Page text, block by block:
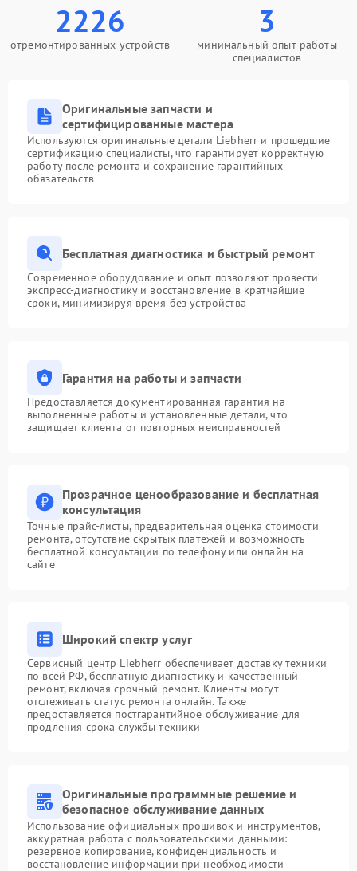
2226
отремонтированных устройств
3
минимальный опыт работы
специалистов
Оригинальные запчасти и
сертифицированные мастера
Используются оригинальные детали Liebherr и прошедшие
сертификацию специалисты, что гарантирует корректную
работу после ремонта и сохранение гарантийных
обязательств
Бесплатная диагностика и быстрый ремонт
Современное оборудование и опыт позволяют провести
экспресс-диагностику и восстановление в кратчайшие
сроки, минимизируя время без устройства
Гарантия на работы и запчасти
Предоставляется документированная гарантия на
выполненные работы и установленные детали, что
защищает клиента от повторных неисправностей
Прозрачное ценообразование и бесплатная
консультация
Точные прайс-листы, предварительная оценка стоимости
ремонта, отсутствие скрытых платежей и возможность
бесплатной консультации по телефону или онлайн на
сайте
Широкий спектр услуг
Сервисный центр Liebherr обеспечивает доставку техники
по всей РФ, бесплатную диагностику и качественный
ремонт, включая срочный ремонт. Клиенты могут
отслеживать статус ремонта онлайн. Также
предоставляется постгарантийное обслуживание для
продления срока службы техники
Оригинальные программные решение и
безопасное обслуживание данных
Использование официальных прошивок и инструментов,
аккуратная работа с пользовательскими данными:
резервное копирование, конфиденциальность и
восстановление информации при необходимости